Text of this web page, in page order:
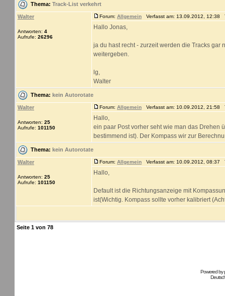
Thema: Track-List verkehrt
Walter
Antworten: 4
Aufrufe: 26296
Forum: Allgemein Verfasst am: 13.09.2012, 12:38
Hallo Jonas,
ja du hast recht - zurzeit werden die Tracks
weitergeben.
lg,
Walter
Thema: kein Autorotate
Walter
Antworten: 25
Aufrufe: 101150
Forum: Allgemein Verfasst am: 10.09.2012, 21:58
Hallo,
ein paar Post vorher seht wie man das Drehen
bestimmend ist). Der Kompass wir zur
Thema: kein Autorotate
Walter
Antworten: 25
Aufrufe: 101150
Forum: Allgemein Verfasst am: 10.09.2012, 08:37
Hallo,
Default ist die Richtungsanzeige mit
ist(Wichtig. Kompass sollte vorher kalibriert
Seite 1 von 78
Powered by